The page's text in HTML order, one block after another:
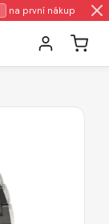
na první nákup